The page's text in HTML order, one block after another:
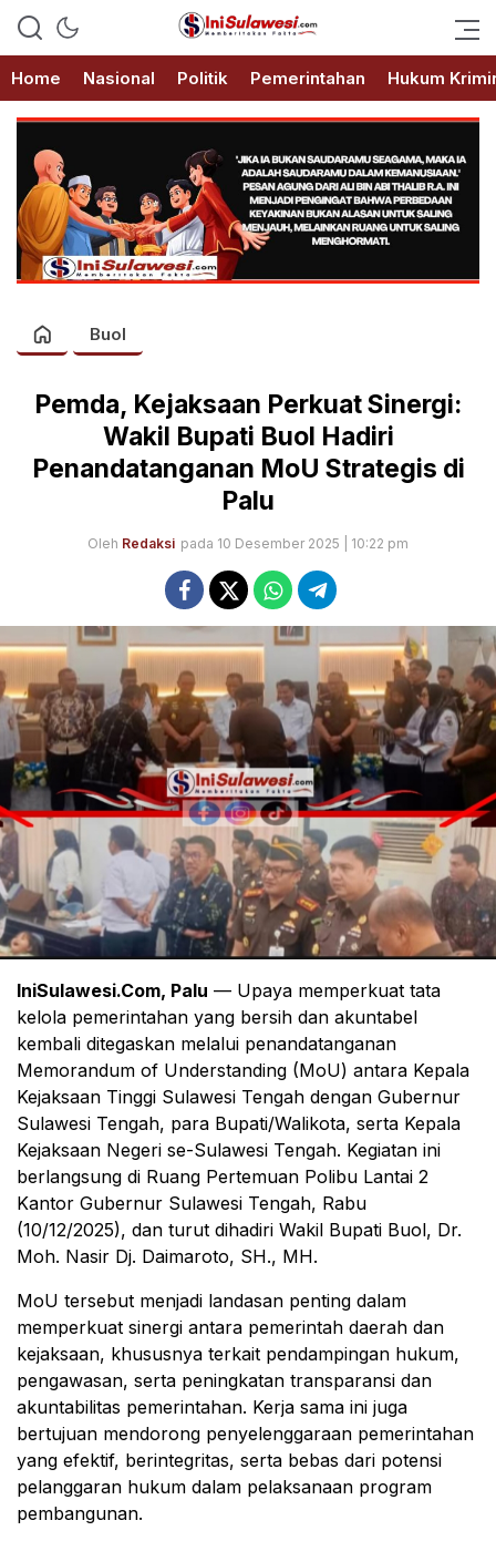
IniSulawesi.com
Memberitakan Fakta
Home
Nasional Politik Pemerintahan Hukum
Buol
Pemda, Kejaksaan Perkuat Sinergi:
Wakil Bupati Buol Hadiri
Penandatanganan MoU Strategis di
Palu
Oleh Redaksi pada 10 Desember 2025 | 10:22 pm
IniSulawesi.Com, Palu — Upaya memperkuat tata
kelola pemerintahan yang bersih dan akuntabel
kembali ditegaskan melalui penandatanganan
Memorandum of Understanding (MoU) antara Kepala
Kejaksaan Tinggi Sulawesi Tengah dengan Gubernur
Sulawesi Tengah, para Bupati/Walikota, serta Kepala
Kejaksaan Negeri se-Sulawesi Tengah. Kegiatan ini
berlangsung di Ruang Pertemuan Polibu Lantai 2
Kantor Gubernur Sulawesi Tengah, Rabu
(10/12/2025), dan turut dihadiri Wakil Bupati Buol, Dr.
Moh. Nasir Dj. Daimaroto, SH., MH.
MoU tersebut menjadi landasan penting dalam
memperkuat sinergi antara pemerintah daerah dan
kejaksaan, khususnya terkait pendampingan hukum,
pengawasan, serta peningkatan transparansi dan
akuntabilitas pemerintahan. Kerja sama ini juga
bertujuan mendorong penyelenggaraan pemerintahan
yang efektif, berintegritas, serta bebas dari potensi
pelanggaran hukum dalam pelaksanaan program
pembangunan.